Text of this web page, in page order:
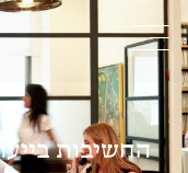
החשיבות